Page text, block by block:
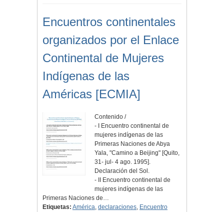
Encuentros continentales
organizados por el Enlace
Continental de Mujeres
Indígenas de las
Américas [ECMIA]
Contenido /
- I Encuentro continental de
mujeres indígenas de las
Primeras Naciones de Abya
Yala, "Camino a Beijing" [Quito,
31- jul- 4 ago. 1995].
Declaración del Sol.
- II Encuentro continental de
mujeres indígenas de las
Primeras Naciones de…
Etiquetas: América, declaraciones, Encuentro